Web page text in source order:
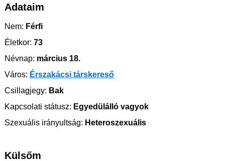
Adataim
Nem: Férfi
Életkor: 73
Névnap: március 18.
Város: Érszakácsi társkereső
Csillagjegy: Bak
Kapcsolati státusz: Egyedülálló vagyok
Szexuális irányultság: Heteroszexuális
Külsőm